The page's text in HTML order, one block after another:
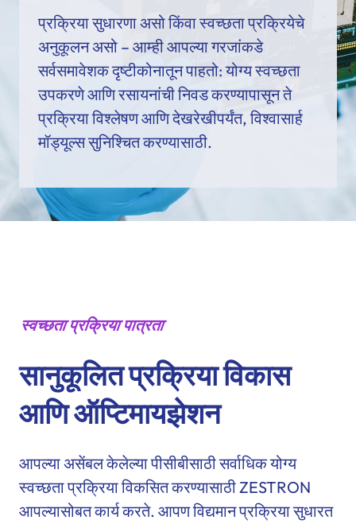
प्रक्रिया सुधारणा असो किंवा स्वच्छता प्रक्रियेचे
अनुकूलन असो – आम्ही आपल्या गरजांकडे
सर्वसमावेशक दृष्टीकोनातून पाहतो: योग्य स्वच्छता
उपकरणे आणि रसायनांची निवड करण्यापासून ते
प्रक्रिया विश्लेषण आणि देखरेखीपर्यंत, विश्वासार्ह
मॉड्यूल्स सुनिश्चित करण्यासाठी.
स्वच्छता प्रक्रिया पात्रता
सानुकूलित प्रक्रिया विकास
आणि ऑप्टिमायझेशन
आपल्या असेंबल केलेल्या पीसीबीसाठी सर्वाधिक योग्य
स्वच्छता प्रक्रिया विकसित करण्यासाठी ZESTRON
आपल्यासोबत कार्य करते. आपण विद्यमान प्रक्रिया सुधारत